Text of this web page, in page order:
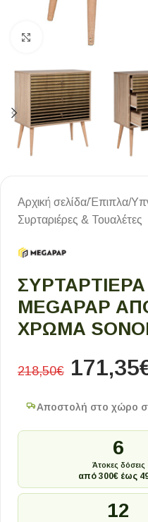
Κλικ για μεγέθυνση
Αρχική σελίδα/Έπιπλα/
Συρταριέρες & Τουαλέτες
ΣΥΡΤΑΡΤΙΈΡΑ
MEGAPAP
ΧΡΏΜΑ
218,50€ 171,35
Αποστολή στο χώρο
6
Άτοκες δόσεις
από 300€ έως
12